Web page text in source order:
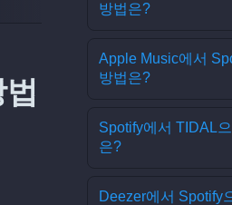
방법은?
Apple Music에서
방법은?
Spotify에서 TIDAL
은?
Deezer에서 Spotify